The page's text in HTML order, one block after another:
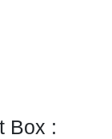
Box :